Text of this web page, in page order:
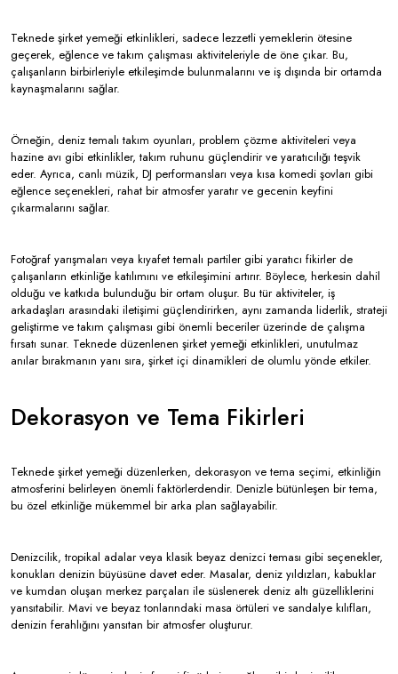
Teknede şirket yemeği etkinlikleri, sadece lezzetli yemeklerin ötesine
geçerek, eğlence ve takım çalışması aktiviteleriyle de öne çıkar. Bu,
çalışanların birbirleriyle etkileşimde bulunmalarını ve iş dışında bir ortamda
kaynaşmalarını sağlar.
Örneğin, deniz temalı takım oyunları, problem çözme aktiviteleri veya
hazine avı gibi etkinlikler, takım ruhunu güçlendirir ve yaratıcılığı teşvik
eder. Ayrıca, canlı müzik, DJ performansları veya kısa komedi şovları gibi
eğlence seçenekleri, rahat bir atmosfer yaratır ve gecenin keyfini
çıkarmalarını sağlar.
Fotoğraf yarışmaları veya kıyafet temalı partiler gibi yaratıcı fikirler de
çalışanların etkinliğe katılımını ve etkileşimini artırır. Böylece, herkesin dahil
olduğu ve katkıda bulunduğu bir ortam oluşur. Bu tür aktiviteler, iş
arkadaşları arasındaki iletişimi güçlendirirken, aynı zamanda liderlik, strateji
geliştirme ve takım çalışması gibi önemli beceriler üzerinde de çalışma
fırsatı sunar. Teknede düzenlenen şirket yemeği etkinlikleri, unutulmaz
anılar bırakmanın yanı sıra, şirket içi dinamikleri de olumlu yönde etkiler.
Dekorasyon ve Tema Fikirleri
Teknede şirket yemeği düzenlerken, dekorasyon ve tema seçimi, etkinliğin
atmosferini belirleyen önemli faktörlerdendir. Denizle bütünleşen bir tema,
bu özel etkinliğe mükemmel bir arka plan sağlayabilir.
Denizcilik, tropikal adalar veya klasik beyaz denizci teması gibi seçenekler,
konukları denizin büyüsüne davet eder. Masalar, deniz yıldızları, kabuklar
ve kumdan oluşan merkez parçaları ile süslenerek deniz altı güzelliklerini
yansıtabilir. Mavi ve beyaz tonlarındaki masa örtüleri ve sandalye kılıfları,
denizin ferahlığını yansıtan bir atmosfer oluşturur.